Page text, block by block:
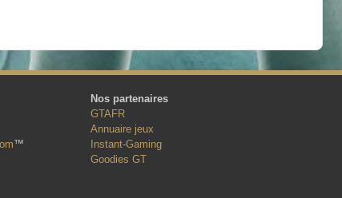
™
Nos partenaires
GTAFR
Annuaire jeux
Instant-Gaming
Goodies GT